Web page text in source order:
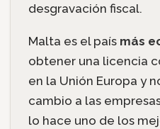
desgravación fiscal.
Malta es el país más
obtener una licencia
en la Unión Europa y
cambio a las
lo hace uno de los